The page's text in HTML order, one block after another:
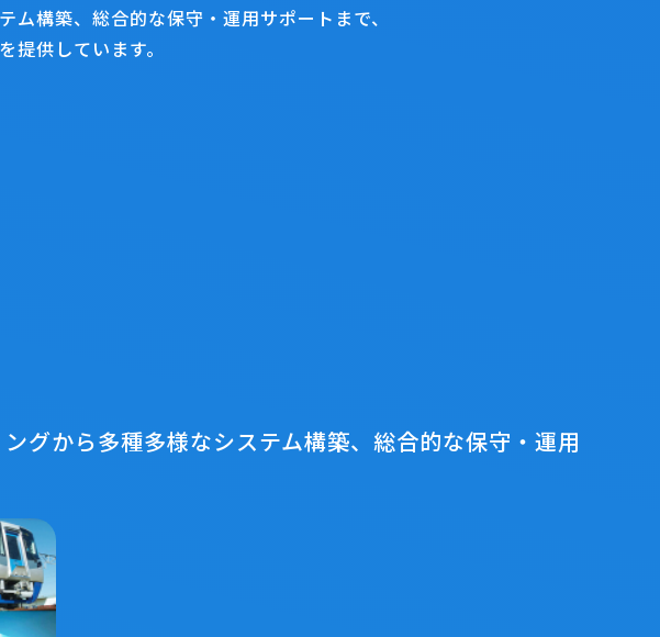
ム構築、総合的な保守・運用サポートまで、
提供しています。
グから多種多様なシステム構築、総合的な保守・運用